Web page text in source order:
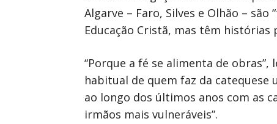
Algarve – Faro, Silves e Olhão –
Educação Cristã, mas têm histórias
“Porque a fé se alimenta de
habitual de quem faz da catequese
ao longo dos últimos anos com as
irmãos mais vulneráveis”.